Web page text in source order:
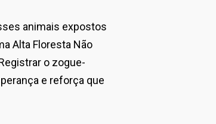
animais expostos
Alta Floresta Não
o zogue-
e reforça que